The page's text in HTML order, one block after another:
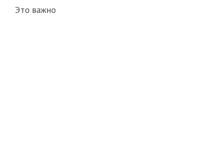
Это важно